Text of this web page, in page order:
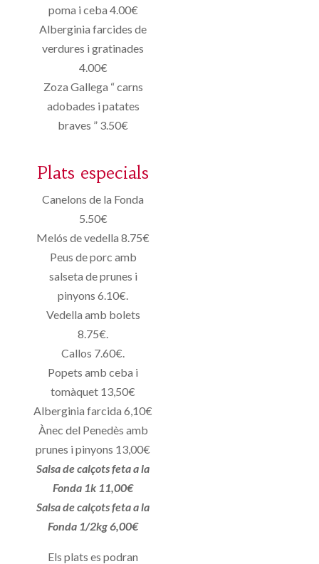
poma i ceba 4.00€
Alberginia farcides de
verdures i gratinades
4.00€
Zoza Gallega “ carns
adobades i patates
braves ” 3.50€
Plats especials
Canelons de la Fonda
5.50€
Melós de vedella 8.75€
Peus de porc amb
salseta de prunes i
pinyons 6.10€.
Vedella amb bolets
8.75€.
Callos 7.60€.
Popets amb ceba i
tomàquet 13,50€
Alberginia farcida 6,10€
Ànec del Penedès amb
prunes i pinyons 13,00€
Salsa de calçots feta a la
Fonda 1k 11,00€
Salsa de calçots feta a la
Fonda 1/2kg 6,00€
Els plats es podran